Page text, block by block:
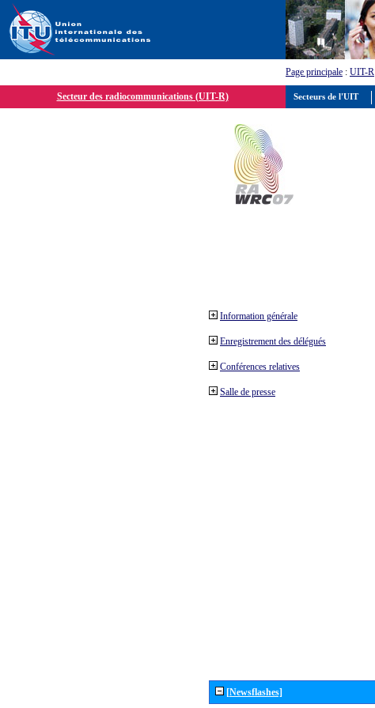
Page principale : UIT-R
Secteur des radiocommunications (UIT-R)
Information générale
Enregistrement des délégués
Conférences relatives
Salle de presse
[Newsflashes]
Secteurs de l'UIT